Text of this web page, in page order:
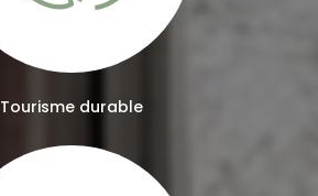
Tourisme durable